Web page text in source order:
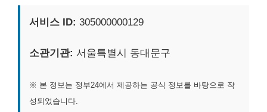
서비스 ID: 305000000129
소관기관: 서울특별시 동대문구
※ 본 정보는 정부24에서 제공하는 공식 정보를 바탕으로 작
성되었습니다.